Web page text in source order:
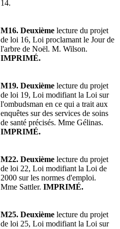
14.
M16. Deuxième lecture du projet
de loi 16, Loi proclamant le Jour de
l'arbre de Noël. M. Wilson.
IMPRIMÉ.
M19. Deuxième lecture du projet
de loi 19, Loi modifiant la Loi sur
l'ombudsman en ce qui a trait aux
enquêtes sur des services de soins
de santé précisés. Mme Gélinas.
IMPRIMÉ.
M22. Deuxième lecture du projet
de loi 22, Loi modifiant la Loi de
2000 sur les normes d'emploi.
Mme Sattler. IMPRIMÉ.
M25. Deuxième lecture du projet
de loi 25, Loi modifiant la Loi sur